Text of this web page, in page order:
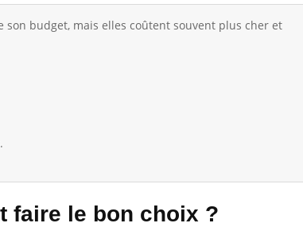
budget, mais elles coûtent souvent plus cher et
faire le bon choix ?